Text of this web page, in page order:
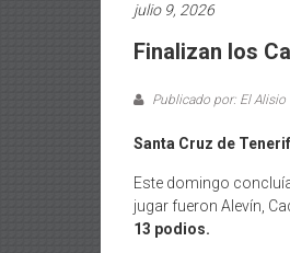
julio 9, 2026
Finalizan los
Publicado por: El Alisio
Santa Cruz de
Este domingo
jugar fueron Alevín,
13 podios.